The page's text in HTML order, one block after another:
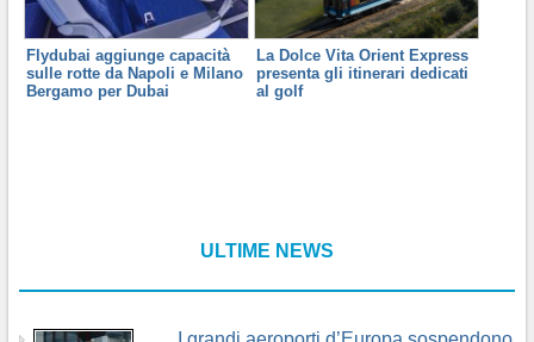
Flydubai aggiunge capacità
sulle rotte da Napoli e Milano
Bergamo per Dubai
La Dolce Vita Orient Express
presenta gli itinerari dedicati
al golf
ULTIME NEWS